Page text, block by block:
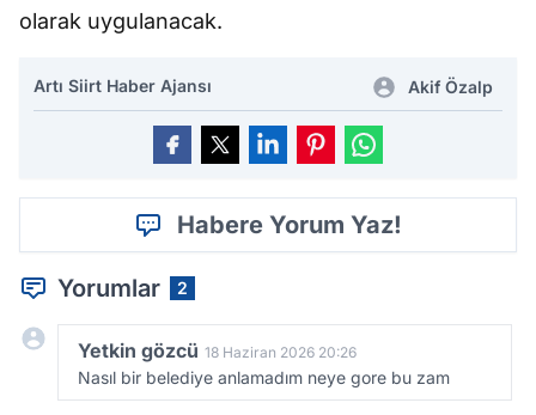
olarak uygulanacak.
Artı Siirt Haber Ajansı Akif Özalp
Habere Yorum Yaz!
Yorumlar 2
Yetkin gözcü 18 Haziran 2026 20:26
Nasıl bir belediye anlamadım neye gore bu zam